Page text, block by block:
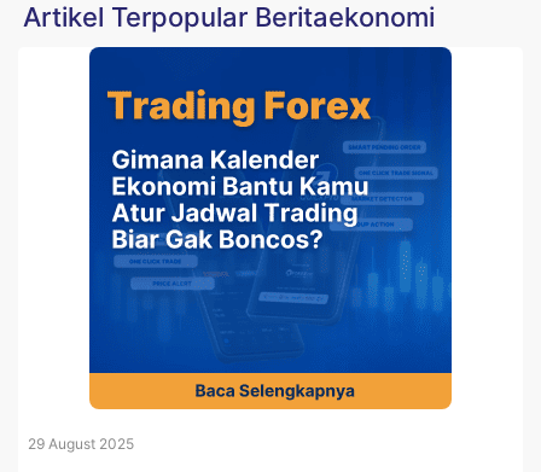
Artikel Terpopular Beritaekonomi
29 August 2025